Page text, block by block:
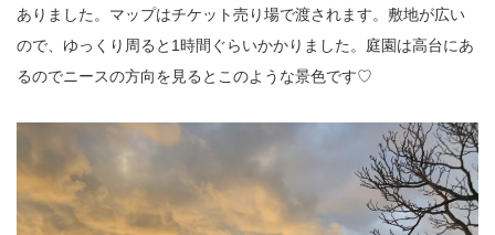
ありました。マップはチケット売り場で渡されます。敷地が広い
ので、ゆっくり周ると1時間ぐらいかかりました。庭園は高台にあ
るのでニースの方向を見るとこのような景色です♡